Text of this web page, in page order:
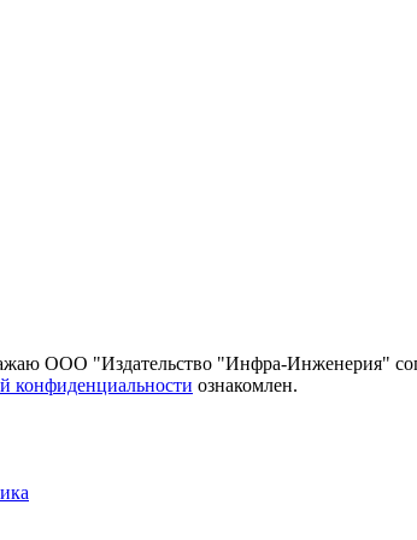
ООО "Издательство "Инфра-Инженерия"
конфиденциальности ознакомлен.